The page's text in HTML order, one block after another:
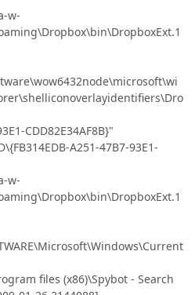
w-
CDD82E34AF8B}"
A251-47B7-93E1-
w-
files (x86)\Spybot - Search